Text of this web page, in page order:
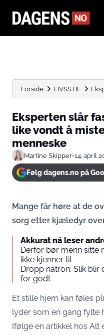
Forside LIVSSTIL
Eksperten slår
like vondt å
menneske
Martine Skipper•14. april
Følg dagens.no på
Mange får høre at de
sorg etter kjæledyr
Akkurat nå leser
Derfor bør menn sitte
ikke kjenner til
Dropp natron: Slik
for godt
Et stille hjem kan føles
lyder som en gang fylte
Ifølge en artikkel hos Alt